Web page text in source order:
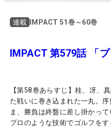
連載 IMPACT 51巻～60巻
IMPACT 第579話 「プ
【第58巻あらすじ】桂、冴、
た戦いに巻き込まれた一丸。
ま、勝負は終盤に差し掛かっ
プロのような技術でゴルフを